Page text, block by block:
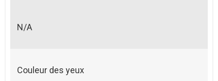
N/A
Couleur des yeux